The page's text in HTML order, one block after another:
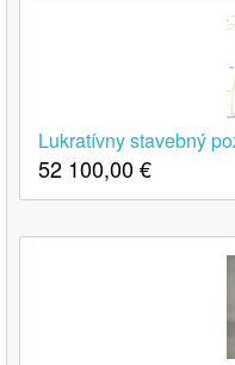
Lukratívny stavebný
52 100,00€